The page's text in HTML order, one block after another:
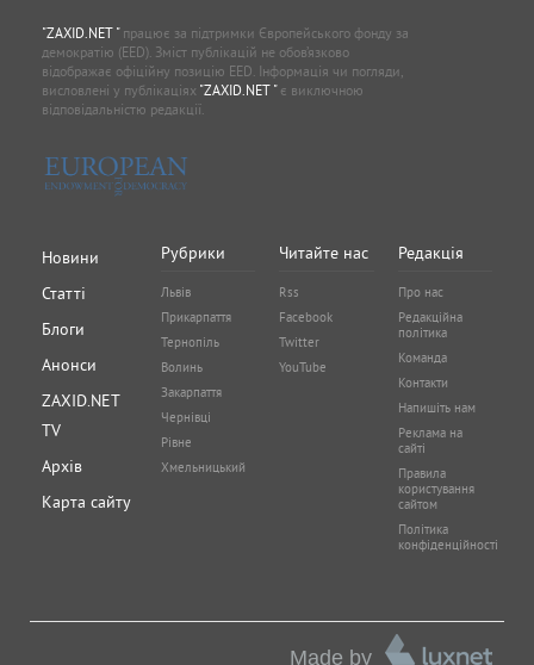
"ZAXID.NET "працює за підтримки Європейського фонду за
демократію (EED). Зміст публікацій не обов’язково
відображає офіційну позицію EED. Інформація чи погляди,
висловлені у публікаціях "ZAXID.NET "є виключною
відповідальністю редакції.
Новини
Статті
Блоги
Анонси
ZAXID.NET
TV
Архів
Карта сайту
Рубрики
Львів
Прикарпаття
Тернопіль
Волинь
Закарпаття
Чернівці
Рівне
Хмельницький
Читайте нас
Rss
Facebook
Twitter
YouTube
Редакція
Про нас
Редакційна
політика
Команда
Контакти
Напишіть нам
Реклама на
сайті
Правила
користування
сайтом
Політика
конфіденційності
Made by